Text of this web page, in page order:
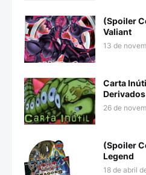
(Spoiler
Valiant
13 de
Carta
Derivados
26 de
(Spoiler
Legend
18 de abril